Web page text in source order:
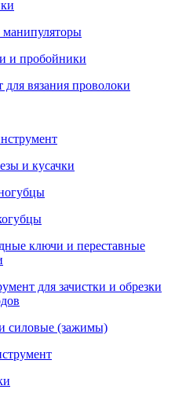
и пробойники
вязания проволоки
и кусачки
ключи и переставные
для зачистки и обрезки
силовые (зажимы)